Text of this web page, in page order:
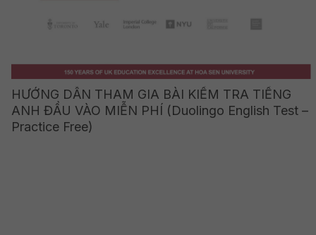
HƯỚNG DẪN THAM GIA BÀI KIỂM TRA TIẾNG
ANH ĐẦU VÀO MIỄN PHÍ (Duolingo English Test –
Practice Free)